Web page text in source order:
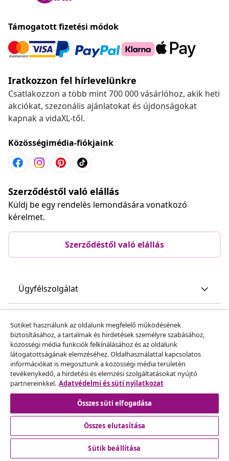
Támogatott fizetési módok
Iratkozzon fel hírlevelünkre
Csatlakozzon a több mint 700 000 vásárlóhoz, akik heti
akciókat, szezonális ajánlatokat és újdonságokat
kapnak a vidaXL-től.
Közösségimédia-fiókjaink
Szerződéstől való elállás
Küldj be egy rendelés lemondására vonatkozó
kérelmet.
Szerződéstől való elállás
Ügyfélszolgálat
vidaXL
Fedezz fel többet
Sütiket használunk az oldalunk megfelelő működésének
biztosításához, a tartalmak és hirdetések személyre szabásához,
közösségi média funkciók felkínálásához és az oldalunk
látogatottságának elemzéséhez. Oldalhasználattal kapcsolatos
információkat is megosztunk a közösségi média területén
tevékenykedő, a hirdetési és elemzési szolgáltatásokat nyújtó
partnereinkkel. Adatvédelmi és süti nyilatkozat
Összes süti elfogadása
Összes elutasítása
Sütik beállítása